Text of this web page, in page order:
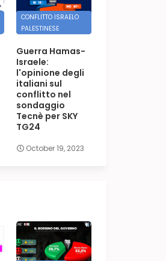
CONFLITTO ISRAELO
PALESTINESE
Guerra Hamas-
Israele:
l'opinione degli
italiani sul
conflitto nel
sondaggio
Tecnè per SKY
TG24
October 19, 2023